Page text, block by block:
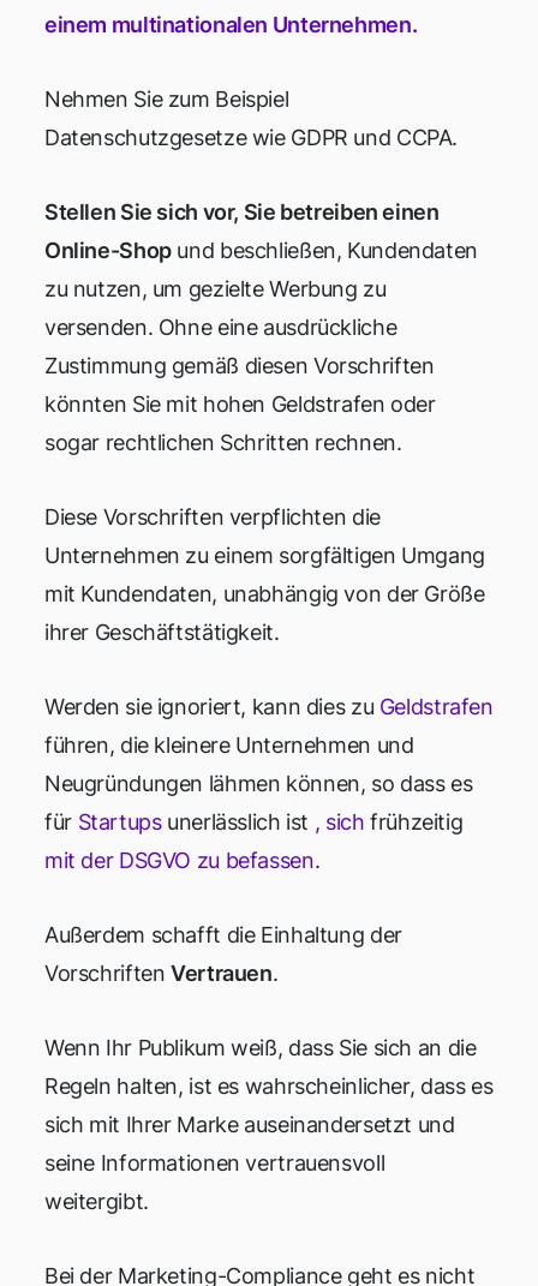
einem multinationalen Unternehmen.
Nehmen Sie zum Beispiel
Datenschutzgesetze wie GDPR und CCPA.
Stellen Sie sich vor, Sie betreiben einen
Online-Shopund beschließen, Kundendaten
zu nutzen, um gezielte Werbung zu
versenden. Ohne eine ausdrückliche
Zustimmung gemäß diesen Vorschriften
könnten Sie mit hohen Geldstrafen oder
sogar rechtlichen Schritten rechnen.
Diese Vorschriften verpflichten die
Unternehmen zu einem sorgfältigen Umgang
mit Kundendaten, unabhängig von der Größe
ihrer Geschäftstätigkeit.
Werden sie ignoriert, kann dies zu Geldstrafen
führen, die kleinere Unternehmen und
Neugründungen lähmen können, so dass es
für Startupsunerlässlich ist , sich frühzeitig
mit der DSGVO zu befassen.
Außerdem schafft die Einhaltung der
VorschriftenVertrauen.
Wenn Ihr Publikum weiß, dass Sie sich an die
Regeln halten, ist es wahrscheinlicher, dass es
sich mit Ihrer Marke auseinandersetzt und
seine Informationen vertrauensvoll
weitergibt.
Bei der Marketing-Compliance geht es nicht